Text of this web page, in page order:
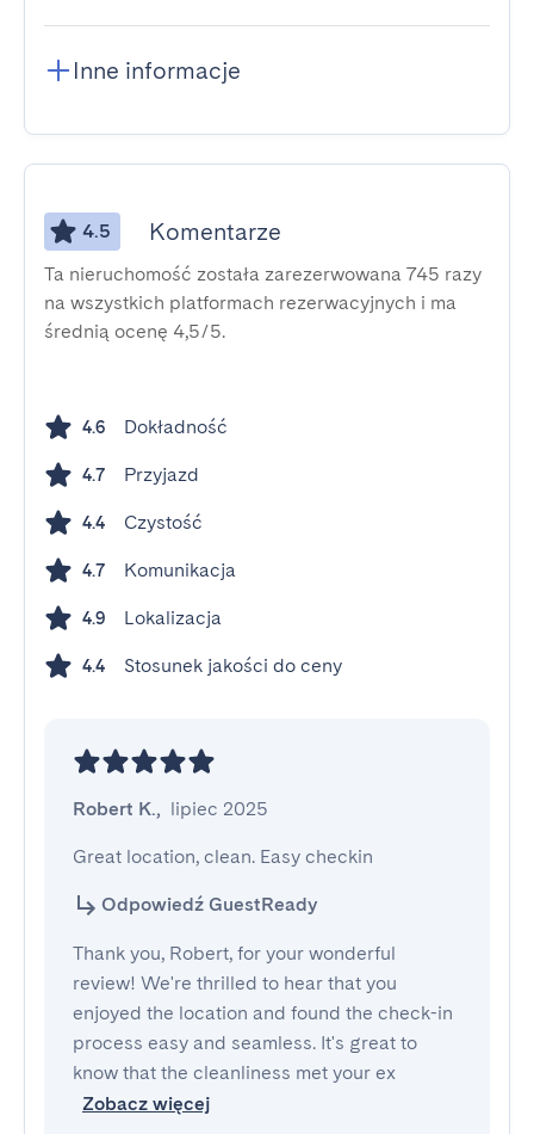
Inne informacje
4.5 Komentarze
Ta nieruchomość została zarezerwowana 745 razy
na wszystkich platformach rezerwacyjnych i ma
średnią ocenę 4,5/5.
4.6 Dokładność
4.7 Przyjazd
4.4 Czystość
4.7 Komunikacja
4.9 Lokalizacja
4.4 Stosunek jakości do ceny
Robert K., lipiec 2025
Great location, clean. Easy checkin
Odpowiedź GuestReady
Thank you, Robert, for your wonderful
review! We're thrilled to hear that you
enjoyed the location and found the check-in
process easy and seamless. It's great to
know that the cleanliness met your ex
Zobacz więcej